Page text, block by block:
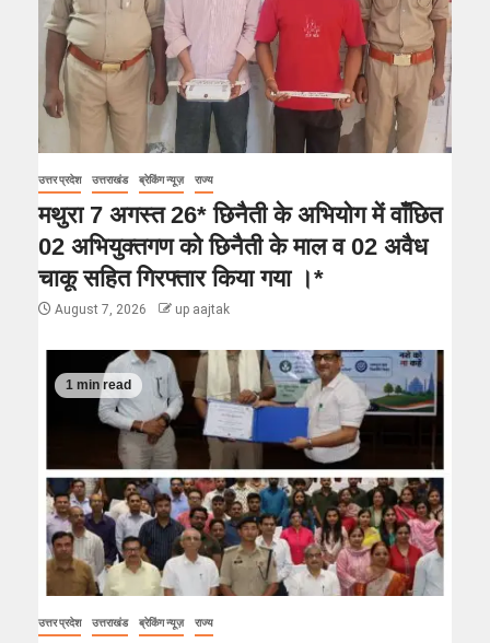
उत्तर प्रदेश उत्तराखंड ब्रेकिंग न्यूज़ राज्य
मथुरा 7 अगस्त 26* छिनैती के अभियोग में वाँछित
02 अभियुक्तगण को छिनैती के माल व 02 अवैध
चाकू सहित गिरफ्तार किया गया ।*
August 7, 2026 up aajtak
1 min read
उत्तर प्रदेश उत्तराखंड ब्रेकिंग न्यूज़ राज्य